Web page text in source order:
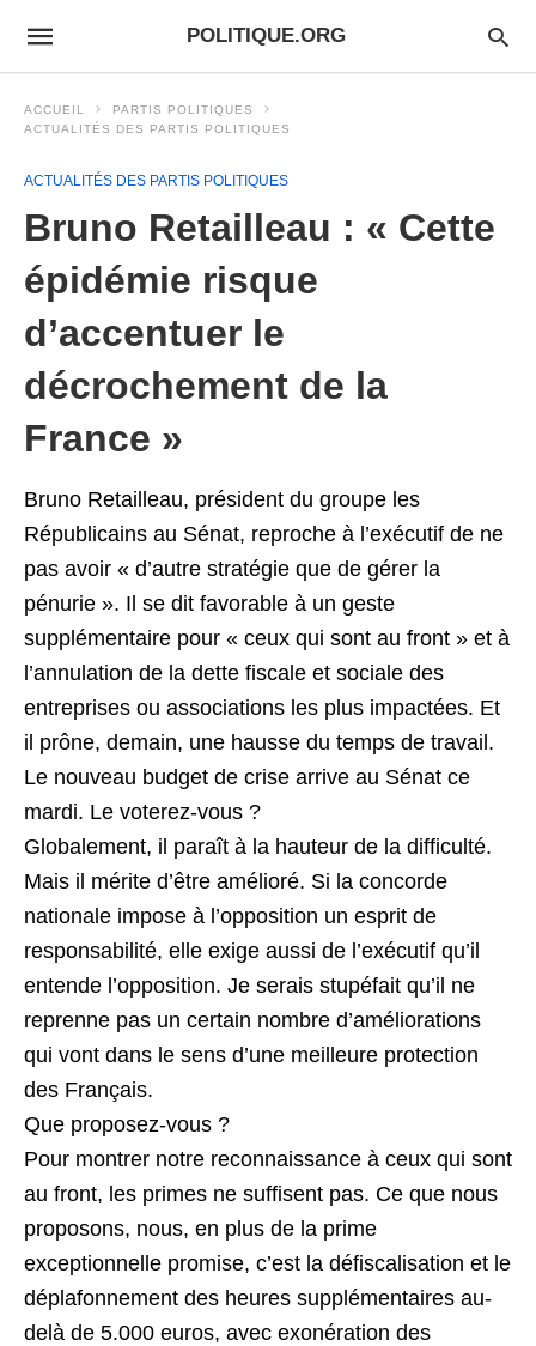
POLITIQUE.ORG
ACCUEIL
PARTIS POLITIQUES
ACTUALITÉS DES PARTIS POLITIQUES
ACTUALITÉS DES PARTIS POLITIQUES
Bruno Retailleau : « Cette
épidémie risque
d’accentuer le
décrochement de la
France »
Bruno Retailleau, président du groupe les
Républicains au Sénat, reproche à l’exécutif de ne
pas avoir « d’autre stratégie que de gérer la
pénurie ». Il se dit favorable à un geste
supplémentaire pour « ceux qui sont au front » et à
l’annulation de la dette fiscale et sociale des
entreprises ou associations les plus impactées. Et
il prône, demain, une hausse du temps de travail.
Le nouveau budget de crise arrive au Sénat ce
mardi. Le voterez-vous ?
Globalement, il paraît à la hauteur de la difficulté.
Mais il mérite d’être amélioré. Si la concorde
nationale impose à l’opposition un esprit de
responsabilité, elle exige aussi de l’exécutif qu’il
entende l’opposition. Je serais stupéfait qu’il ne
reprenne pas un certain nombre d’améliorations
qui vont dans le sens d’une meilleure protection
des Français.
Que proposez-vous ?
Pour montrer notre reconnaissance à ceux qui sont
au front, les primes ne suffisent pas. Ce que nous
proposons, nous, en plus de la prime
exceptionnelle promise, c’est la défiscalisation et le
déplafonnement des heures supplémentaires au-
delà de 5.000 euros, avec exonération des